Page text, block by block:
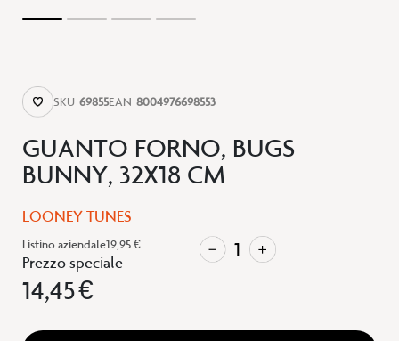
GUANTO FORNO, BUGS
BUNNY, 32X18 CM
Listino aziendale19,95 €
Prezzo speciale
14,45 €
SKU 69855EAN 8004976698553
LOONEY TUNES